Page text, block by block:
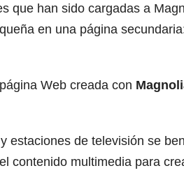
que han sido cargadas a
en una página
Web creada con
de televisión se
contenido multimedia para